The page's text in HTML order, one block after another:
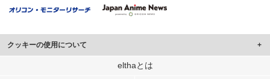
クッキーの使用について
このサイトでは Cookie を使用して、ユーザーに合わせたコンテンツや広告の
elthaとは